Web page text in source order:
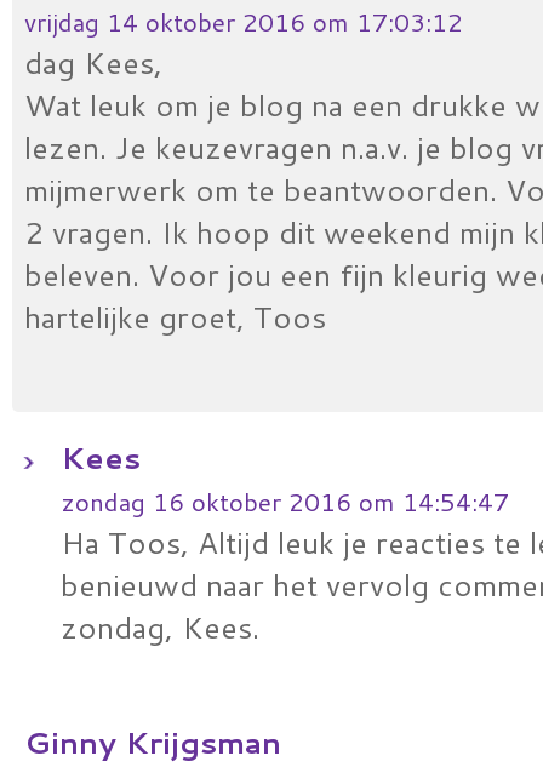
vrijdag 14 oktober 2016 om 17:03:12
dag Kees,
Wat leuk om je blog na een drukke
lezen. Je keuzevragen n.a.v. je blog
mijmerwerk om te beantwoorden.
2 vragen. Ik hoop dit weekend mijn
beleven. Voor jou een fijn kleurig
hartelijke groet, Toos
Kees
zondag 16 oktober 2016 om 14:54:47
Ha Toos, Altijd leuk je reacties te
benieuwd naar het vervolg
zondag, Kees.
Ginny Krijgsman